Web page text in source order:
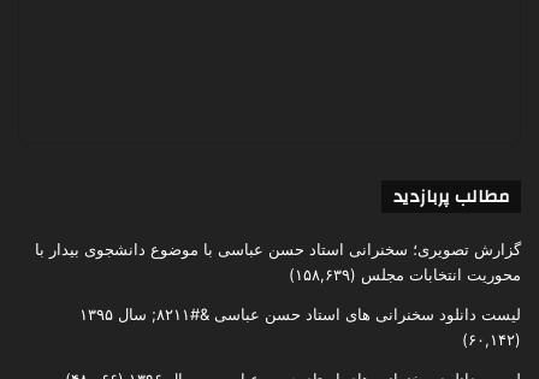
مطالب پربازدید
گزارش تصویری؛ سخنرانی استاد حسن عباسی با موضوع دانشجوی بیدار با
محوریت انتخابات مجلس (۱۵۸,۶۳۹)
لیست دانلود سخنرانی های استاد حسن عباسی &#۸۲۱۱; سال ۱۳۹۵
(۶۰,۱۴۲)